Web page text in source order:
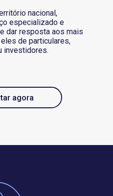
nacional,
especializado e
dar resposta aos mais
de particulares,
investidores.
agora